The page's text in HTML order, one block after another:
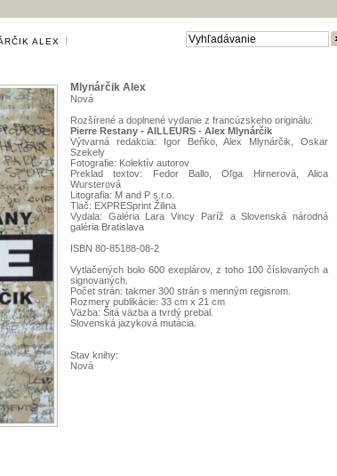
ALEX
Mlynárčik Alex
Nová
Rozšírené a doplnené vydanie z francúzskeho originálu:
Pierre Restany - AILLEURS - Alex Mlynárčik
Výtvarná redakcia: Igor Beňko, Alex Mlynárčik, Oskar
Szekely
Fotografie: Kolektív autorov
Preklad textov: Fedor Ballo, Oľga Hirnerová, Alica
Wursterová
Litografia: M and P s.r.o.
Tlač: EXPRESprint Žilina
Vydala: Galéria Lara Vincy Paríž a Slovenská národná
galéria Bratislava
ISBN 80-85188-08-2
Vytlačených bolo 600 exeplárov, z toho 100 číslovaných a
signovaných.
Počet strán: takmer 300 strán s menným regisrom.
Rozmery publikácie: 33 cm x 21 cm
Väzba: Šitá väzba a tvrdý prebal.
Slovenská jazyková mutácia.
Stav knihy:
Nová